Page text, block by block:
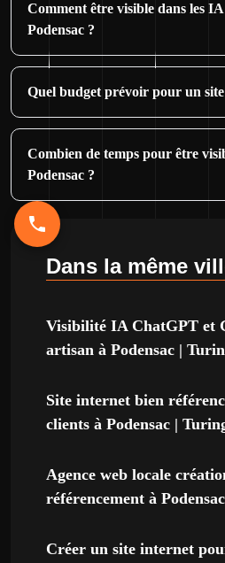
Comment être visible dans les
Podensac ?
Quel budget prévoir pour un
Combien de temps pour être
Podensac ?
Dans la même
Visibilité IA ChatGPT et
artisan à Podensac |
Site internet bien
clients à Podensac |
Agence web locale
référencement à
Créer un site internet